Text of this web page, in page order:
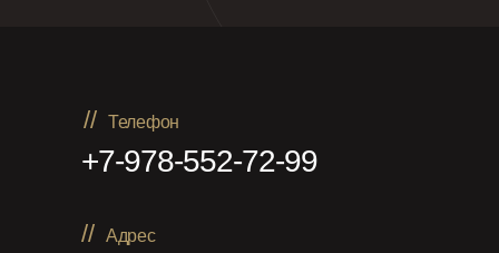
+7-978-552-72-99
Телефон
//
Адрес
//